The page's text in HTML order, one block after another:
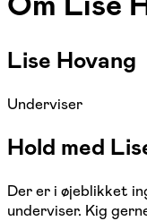
Lise Hovang
Underviser
Hold med
Der er i øjeblikket
underviser. Kig